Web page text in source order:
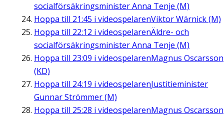
socialförsäkringsminister Anna Tenje (M)
Hoppa till 21:45 i videospelarenViktor Wärnick (M)
Hoppa till 22:12 i videospelarenÄldre- och
socialförsäkringsminister Anna Tenje (M)
Hoppa till 23:09 i videospelarenMagnus Oscarsson
(KD)
Hoppa till 24:19 i videospelarenJustitieminister
Gunnar Strömmer (M)
Hoppa till 25:28 i videospelarenMagnus Oscarsson